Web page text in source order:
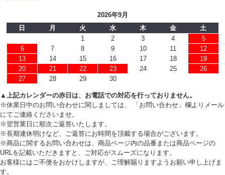
2026年9月
日
月 火 水 木 金
土
1
2 3 4
5
6
7 8 9 10 11
12
13
14 15 16 17 18
19
20
21 22 23 24 25
26
27
28 29 30
▲上記カレンダーの赤日は、お電話での対応を行っておりません。
※休業日中のお問い合わせに関しましては、 「お問い合わせ」欄よりメール
にてご連絡くださいませ。
※翌営業日に順次ご返答いたします。
※長期連休明けなど、ご返答にお時間を頂戴する場合がございます。
※商品に関するお問い合わせは、商品ページ内の品番または商品ページの
URLを記載いただきますと、ご対応がスムーズになります。
お客様にはご不便をおかけしますが、ご理解賜りますようお願い申し上げま
す。